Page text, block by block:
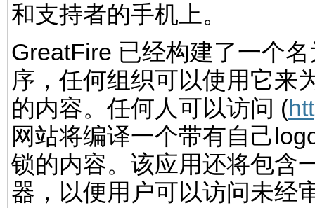
和支持者的手机上。
GreatFire 已经构建了一个
序，任何组织可以使用它来
的内容。任何人可以访问 (
网站将编译一个带有自己
锁的内容。该应用还将包含
器，以便用户可以访问未经